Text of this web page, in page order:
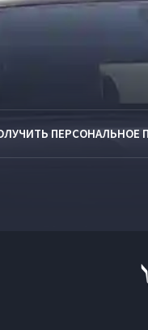
ПЕРСОНАЛЬНОЕ